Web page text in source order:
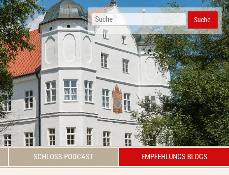
Suche
SCHLOSS-PODCAST EMPFEHLUNGS BLOGS